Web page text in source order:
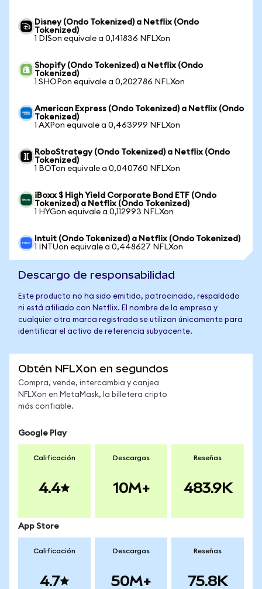
Disney (Ondo Tokenized) a Netflix (Ondo
Tokenized)
1 DISon equivale a 0,141836 NFLXon
Shopify (Ondo Tokenized) a Netflix (Ondo
Tokenized)
1 SHOPon equivale a 0,202786 NFLXon
American Express (Ondo Tokenized) a Netflix (Ondo
Tokenized)
1 AXPon equivale a 0,463999 NFLXon
RoboStrategy (Ondo Tokenized) a Netflix (Ondo
Tokenized)
1 BOTon equivale a 0,040760 NFLXon
iBoxx $ High Yield Corporate Bond ETF (Ondo
Tokenized) a Netflix (Ondo Tokenized)
1 HYGon equivale a 0,112993 NFLXon
Intuit (Ondo Tokenized) a Netflix (Ondo Tokenized)
1 INTUon equivale a 0,448627 NFLXon
Descargo de responsabilidad
Este producto no ha sido emitido, patrocinado, respaldado
ni está afiliado con Netflix. El nombre de la empresa y
cualquier otra marca registrada se utilizan únicamente para
identificar el activo de referencia subyacente.
Obtén NFLXon en segundos
Compra, vende, intercambia y canjea
NFLXon en MetaMask, la billetera cripto
más confiable.
Google Play
Calificación
4.4
Descargas
10M+
Reseñas
483.9K
App Store
Calificación
4.7
Descargas
50M+
Reseñas
75.8K